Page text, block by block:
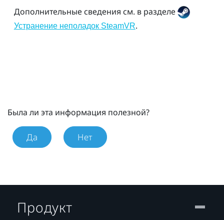
Дополнительные сведения см. в разделе
Устранение неполадок SteamVR.
Была ли эта информация полезной?
Да Нет
Продукт